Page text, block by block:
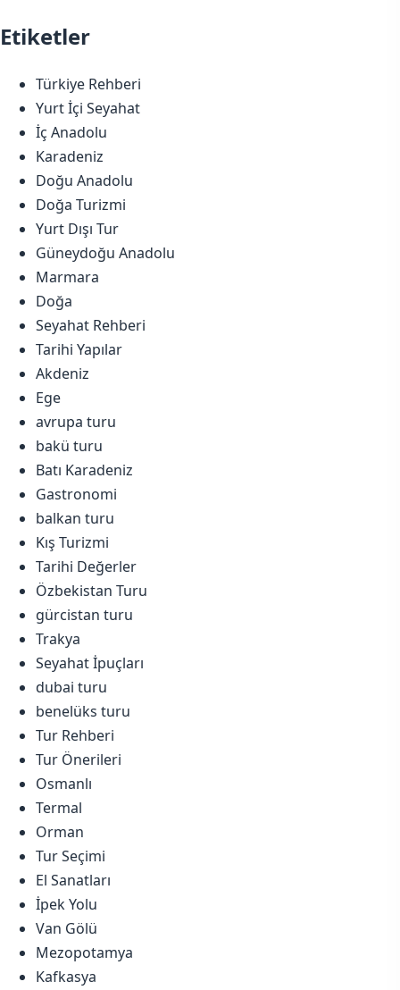
Etiketler
Türkiye Rehberi
Yurt İçi Seyahat
İç Anadolu
Karadeniz
Doğu Anadolu
Doğa Turizmi
Yurt Dışı Tur
Güneydoğu Anadolu
Marmara
Doğa
Seyahat Rehberi
Tarihi Yapılar
Akdeniz
Ege
avrupa turu
bakü turu
Batı Karadeniz
Gastronomi
balkan turu
Kış Turizmi
Tarihi Değerler
Özbekistan Turu
gürcistan turu
Trakya
Seyahat İpuçları
dubai turu
benelüks turu
Tur Rehberi
Tur Önerileri
Osmanlı
Termal
Orman
Tur Seçimi
El Sanatları
İpek Yolu
Van Gölü
Mezopotamya
Kafkasya